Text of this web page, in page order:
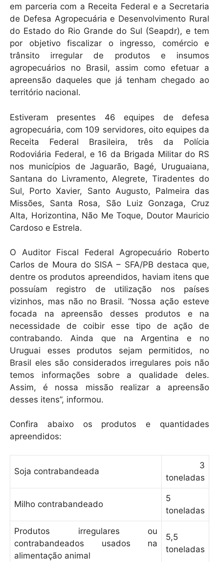
em parceria com a Receita Federal e a Secretaria
de Defesa Agropecuária e Desenvolvimento Rural
do Estado do Rio Grande do Sul (Seapdr), e tem
por objetivo fiscalizar o ingresso, comércio e
trânsito irregular de produtos e insumos
agropecuários no Brasil, assim como efetuar a
apreensão daqueles que já tenham chegado ao
território nacional.
Estiveram presentes 46 equipes de defesa
agropecuária, com 109 servidores, oito equipes da
Receita Federal Brasileira, três da Polícia
Rodoviária Federal, e 16 da Brigada Militar do RS
nos municípios de Jaguarão, Bagé, Uruguaiana,
Santana do Livramento, Alegrete, Tiradentes do
Sul, Porto Xavier, Santo Augusto, Palmeira das
Missões, Santa Rosa, São Luiz Gonzaga, Cruz
Alta, Horizontina, Não Me Toque, Doutor Mauricio
Cardoso e Estrela.
O Auditor Fiscal Federal Agropecuário Roberto
Carlos de Moura do SISA – SFA/PB destaca que,
dentre os produtos apreendidos, haviam itens que
possuíam registro de utilização nos países
vizinhos, mas não no Brasil. “Nossa ação esteve
focada na apreensão desses produtos e na
necessidade de coibir esse tipo de ação de
contrabando. Ainda que na Argentina e no
Uruguai esses produtos sejam permitidos, no
Brasil eles são considerados irregulares pois não
temos informações sobre a qualidade deles.
Assim, é nossa missão realizar a apreensão
desses itens”, informou.
Confira abaixo os produtos e quantidades
apreendidos:
Soja contrabandeada
3
toneladas
Milho contrabandeado
5
toneladas
Produtos irregulares ou
contrabandeados usados na
alimentação animal
5,5
toneladas